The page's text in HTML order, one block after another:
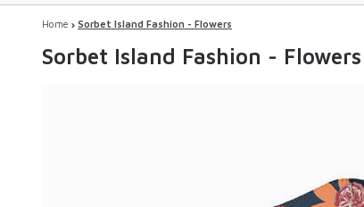
Home Sorbet Island Fashion - Flowers
Sorbet Island Fashion - Flowers